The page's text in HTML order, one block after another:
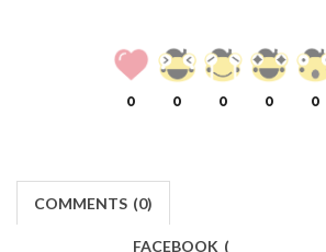
0 0 0 0 0
COMMENTS (0)
FACEBOOK (